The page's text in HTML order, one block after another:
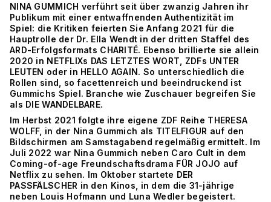
NINA GUMMICH verführt seit über zwanzig Jahren ihr
Publikum mit einer entwaffnenden Authentizität im
Spiel: die Kritiken feierten Sie Anfang 2021 für die
Hauptrolle der Dr. Ella Wendt in der dritten Staffel des
ARD-Erfolgsformats CHARITÉ. Ebenso brillierte sie allein
2020 in NETFLIXs DAS LETZTES WORT, ZDFs UNTER
LEUTEN oder in HELLO AGAIN. So unterschiedlich die
Rollen sind, so facettenreich und beeindruckend ist
Gummichs Spiel. Branche wie Zuschauer begreifen Sie
als DIE WANDELBARE.
Im Herbst 2021 folgte ihre eigene ZDF Reihe THERESA
WOLFF, in der Nina Gummich als TITELFIGUR auf den
Bildschirmen am Samstagabend regelmäßig ermittelt. Im
Juli 2022 war Nina Gummich neben Caro Cult in dem
Coming-of-age Freundschaftsdrama FÜR JOJO auf
Netflix zu sehen. Im Oktober startete DER
PASSFÄLSCHER in den Kinos, in dem die 31-jährige
neben Louis Hofmann und Luna Wedler begeistert.